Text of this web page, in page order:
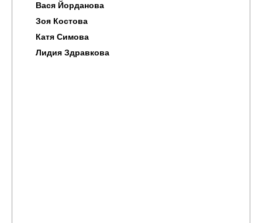
Вася Йорданова
Зоя Костова
Катя Симова
Лидия Здравкова